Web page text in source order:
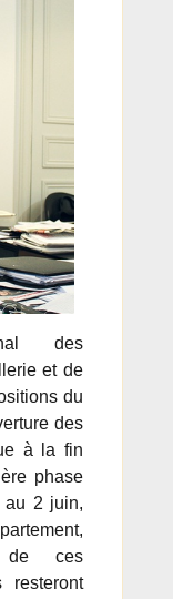
des
et de
du
des
à la fin
phase
au 2 juin,
de ces
resteront